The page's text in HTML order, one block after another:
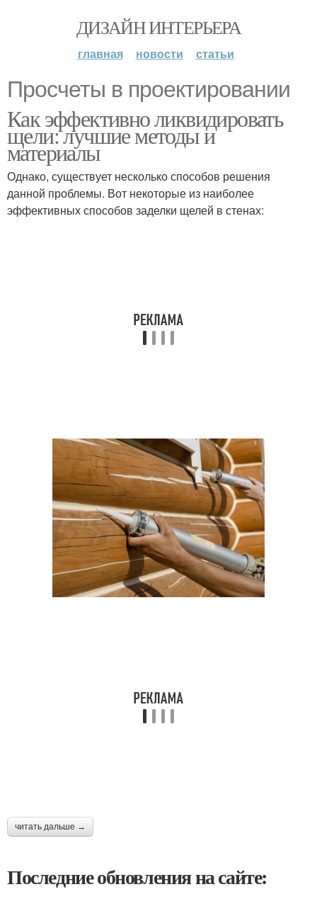
ДИЗАЙН ИНТЕРЬЕРА
главная новости статьи
Просчеты в проектировании
Как эффективно ликвидировать
щели: лучшие методы и
материалы
Однако, существует несколько способов решения
данной проблемы. Вот некоторые из наиболее
эффективных способов заделки щелей в стенах:
читать дальше →
Последние обновления на сайте: